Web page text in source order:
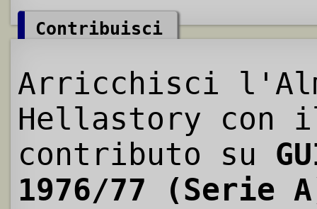
Contribuisci
Arricchisci
Hellastory con
contributo su
1976/77 (Serie